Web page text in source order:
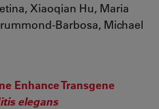
Xiaoqian Hu, Maria
Barbosa, Michael
Enhance Transgene
elegans